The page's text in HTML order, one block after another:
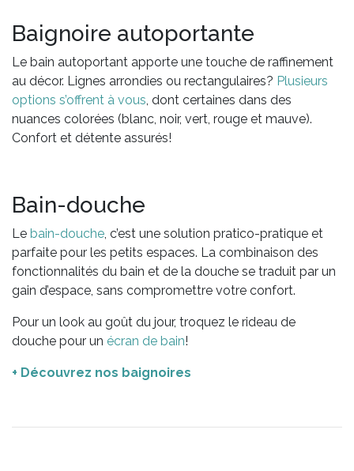
Baignoire autoportante
Le bain autoportant apporte une touche de raffinement
au décor. Lignes arrondies ou rectangulaires? Plusieurs
options s’offrent à vous, dont certaines dans des
nuances colorées (blanc, noir, vert, rouge et mauve).
Confort et détente assurés!
Bain-douche
Le bain-douche, c’est une solution pratico-pratique et
parfaite pour les petits espaces. La combinaison des
fonctionnalités du bain et de la douche se traduit par un
gain d’espace, sans compromettre votre confort.
Pour un look au goût du jour, troquez le rideau de
douche pour un écran de bain!
+ Découvrez nos baignoires